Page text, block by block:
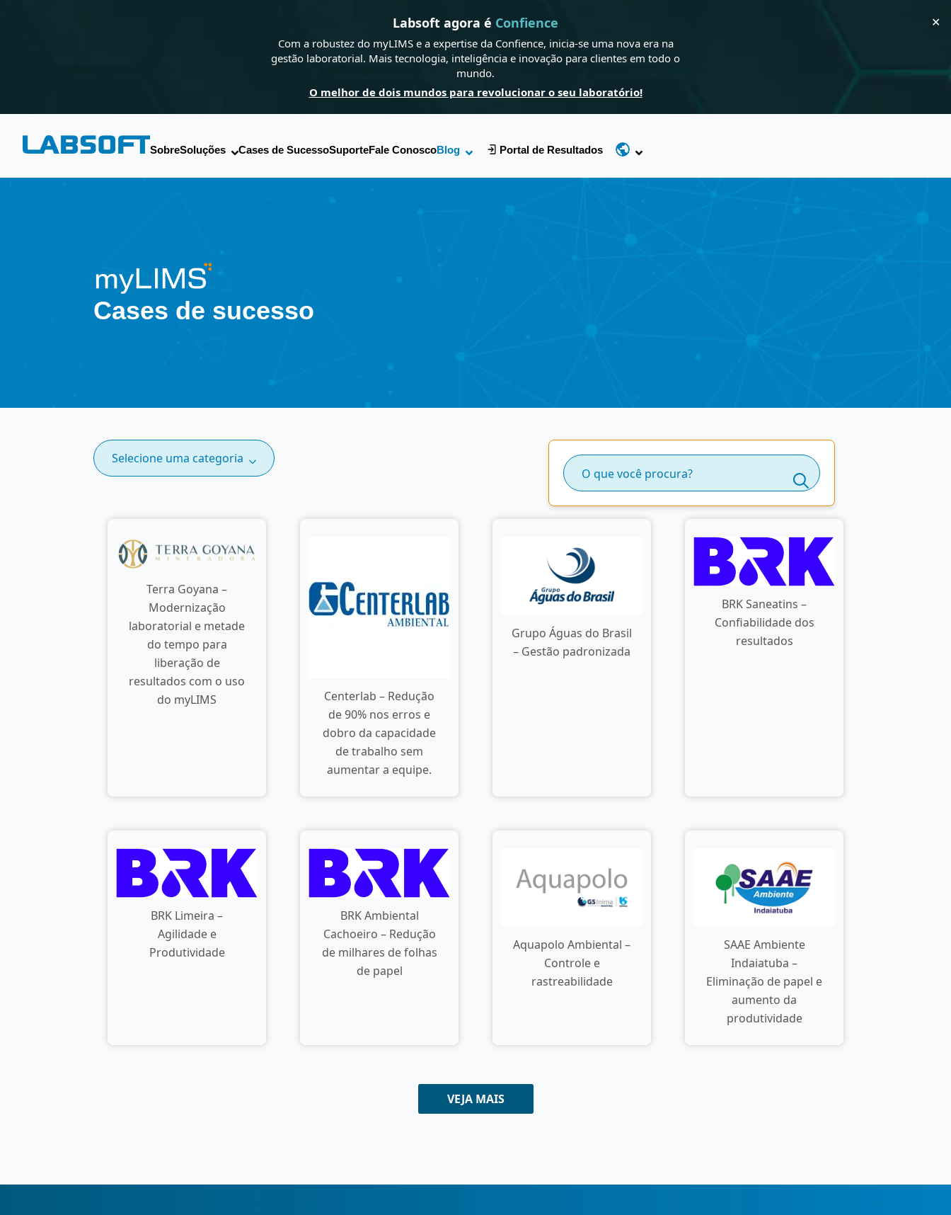
Labsoft agora é Confience
Com a robustez do myLIMS e a expertise da Confience, inicia-se uma nova era na
gestão laboratorial. Mais tecnologia, inteligência e inovação para clientes em todo o
mundo.
O melhor de dois mundos para revolucionar o seu laboratório!
✕
SobreSoluções Cases de SucessoSuporteFale ConoscoBlog Portal de Resultados
Cases de sucesso
Selecione uma categoria
Search
for:
Terra Goyana –
Modernização
laboratorial e metade
do tempo para
liberação de
resultados com o uso
do myLIMS
Centerlab – Redução
de 90% nos erros e
dobro da capacidade
de trabalho sem
aumentar a equipe.
Grupo Águas do Brasil
– Gestão padronizada
BRK Saneatins –
Confiabilidade dos
resultados
BRK Limeira –
Agilidade e
Produtividade
BRK Ambiental
Cachoeiro – Redução
de milhares de folhas
de papel
Aquapolo Ambiental –
Controle e
rastreabilidade
SAAE Ambiente
Indaiatuba –
Eliminação de papel e
aumento da
produtividade
VEJA MAIS